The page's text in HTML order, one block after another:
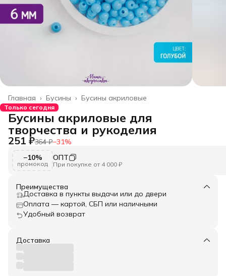
Бусины акриловые
Бусины ›
Главная ›
Только сегодня
Бусины акриловые для
творчества и рукоделия
251 ₽364 ₽−31%
−10%
промокод
ОПТ
При покупке от 4 000 ₽
Преимущества
Доставка в пункты выдачи или до двери
Оплата — картой, СБП или наличными
Удобный возврат
Доставка